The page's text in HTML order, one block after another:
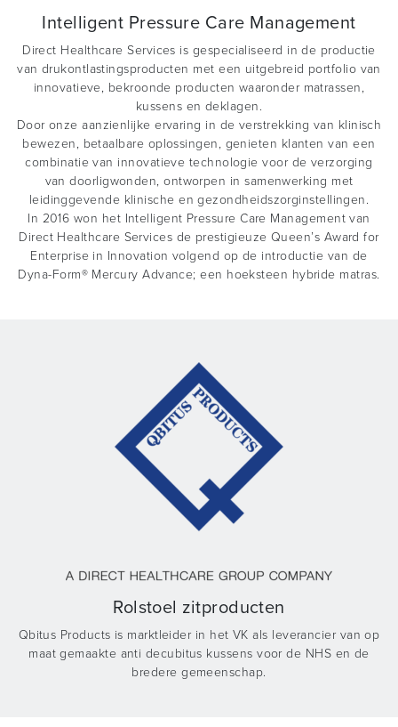
Intelligent Pressure Care Management
Direct Healthcare Services is gespecialiseerd in de productie
van drukontlastingsproducten met een uitgebreid portfolio van
innovatieve, bekroonde producten waaronder matrassen,
kussens en deklagen.
Door onze aanzienlijke ervaring in de verstrekking van klinisch
bewezen, betaalbare oplossingen, genieten klanten van een
combinatie van innovatieve technologie voor de verzorging
van doorligwonden, ontworpen in samenwerking met
leidinggevende klinische en gezondheidszorginstellingen.
In 2016 won het Intelligent Pressure Care Management van
Direct Healthcare Services de prestigieuze Queen’s Award for
Enterprise in Innovation volgend op de introductie van de
Dyna-Form® Mercury Advance; een hoeksteen hybride matras.
Rolstoel zitproducten
Qbitus Products is marktleider in het VK als leverancier van op
maat gemaakte anti decubitus kussens voor de NHS en de
bredere gemeenschap.